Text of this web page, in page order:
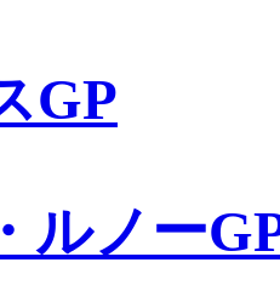
GP
ルノー